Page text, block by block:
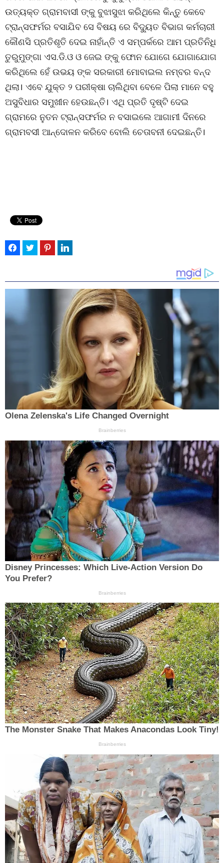
ଉତ୍ୟକ୍ତ ଗ୍ରାମବାସୀ ଙ୍କୁ ବୁଝାସୁଝା କରିଥିଲେ କିନ୍ତୁ କେବେ
ଟ୍ରାନ୍ସଫର୍ମର ବସାଯିବ ସେ ବିଷୟ ରେ ବିଦ୍ୟୁତ ବିଭାଗ କର୍ମଚାରୀ
କୌଣସି ପ୍ରତିଶୃତି ଦେଇ ନାହାଁନ୍ତି ଏ ସମ୍ପର୍କରେ ଆମ ପ୍ରତିନିଧି
ତୁରୁମୁଙ୍ଗା ଏସ.ଡି.ଓ ଓ ଜେଇ ଙ୍କୁ ଫୋନ ଯୋଗେ ଯୋଗାଯୋଗ
କରିଥିଲେ ହେଁ ଉଭୟ ଙ୍କ ସରକାରୀ ମୋବାଇଲ ନମ୍ବର ବନ୍ଦ
ଥିଲା। ଏବେ ଯୁକ୍ତ ୨ ପରୀକ୍ଷା ଚାଲିଥିବା ବେଳେ ପିଲା ମାନେ ବହୁ
ଅସୁବିଧାର ସମୁଖୀନ ହେଉଛନ୍ତି। ଏଥି ପ୍ରତି ଦୃଷ୍ଟି ଦେଇ
ଗ୍ରାମରେ ନୁତନ ଟ୍ରାନ୍ସଫର୍ମର ନ ବସାଇଲେ ଆଗାମୀ ଦିନରେ
ଗ୍ରାମବସୀ ଆନ୍ଦୋଳନ କରିବେ ବୋଲି ଚେତାବନୀ ଦେଇଛନ୍ତି।